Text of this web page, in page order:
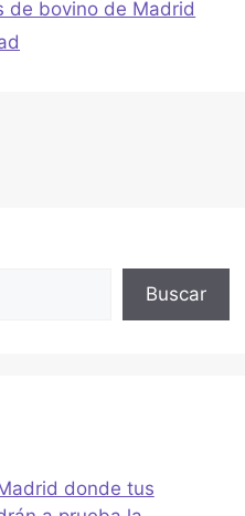
de bovino de Madrid
Buscar
donde tus